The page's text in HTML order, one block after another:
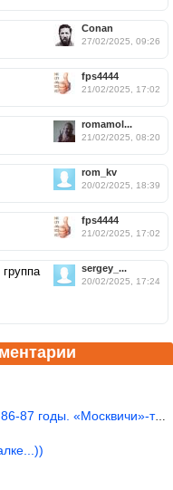
Conan
27/02/2025, 09:26
fps4444
21/02/2025, 17:02
romamol...
21/02/2025, 08:20
rom_kv
20/02/2025, 18:39
fps4444
21/02/2025, 17:02
sergey_...
20/02/2025, 17:24
годы. «Москвичи»-то из пер